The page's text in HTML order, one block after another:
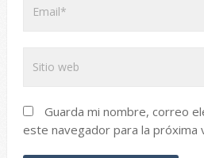
Guarda mi nombre, correo
este navegador para la próxima